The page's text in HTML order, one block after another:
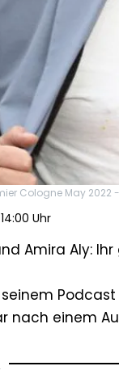
Cologne May 2022
Uhr
Amira Aly:
nach einem